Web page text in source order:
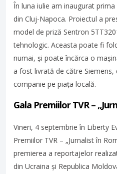
În luna iulie am inaugurat
din Cluj-Napoca. Proiectul a
model de priză Sentron
tehnologic. Aceasta poate fi
numai, și poate încărca o
a fost livrată de către
companie pe piața locală.
Gala Premiilor TVR –
Vineri, 4 septembrie în Liberty
Premiilor TVR – „Jurnalist în
premierea a reportajelor
din Ucraina și Republica